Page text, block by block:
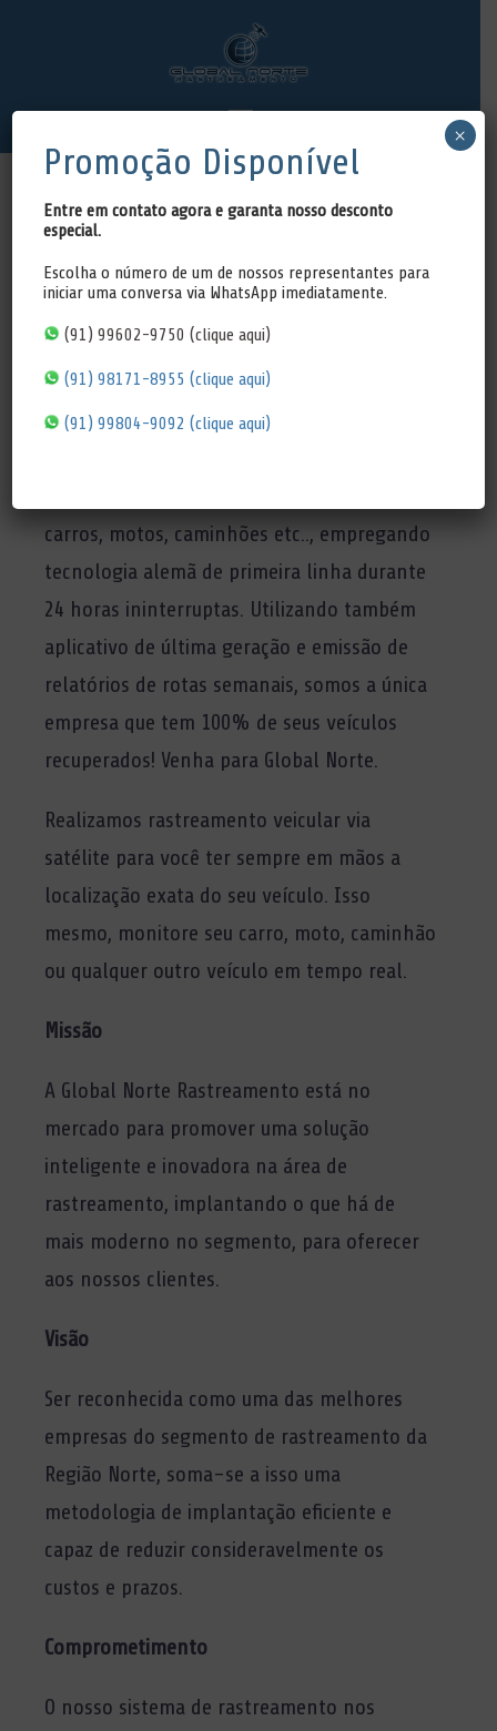
Sobre
A Global Norte Rastreamento é uma
carros, motos, caminhões etc.., empregando
tecnologia alemã de primeira linha durante
24 horas ininterruptas. Utilizando também
aplicativo de última geração e emissão de
relatórios de rotas semanais, somos a única
empresa que tem 100% de seus veículos
recuperados! Venha para Global Norte.
Realizamos rastreamento veicular via
satélite para você ter sempre em mãos a
localização exata do seu veículo. Isso
mesmo, monitore seu carro, moto, caminhão
ou qualquer outro veículo em tempo real.
Missão
A Global Norte Rastreamento está no
mercado para promover uma solução
inteligente e inovadora na área de
rastreamento, implantando o que há de
mais moderno no segmento, para oferecer
aos nossos clientes.
Visão
Ser reconhecida como uma das melhores
empresas do segmento de rastreamento da
Região Norte, soma-se a isso uma
metodologia de implantação eficiente e
capaz de reduzir consideravelmente os
custos e prazos.
Comprometimento
O nosso sistema de rastreamento nos
Promoção Disponível
Entre em contato agora e garanta nosso desconto
especial.
Escolha o número de um de nossos representantes para
iniciar uma conversa via WhatsApp imediatamente.
(91) 99602-9750 (clique aqui)
(91) 98171-8955 (clique aqui)
(91) 99804-9092 (clique aqui)
×